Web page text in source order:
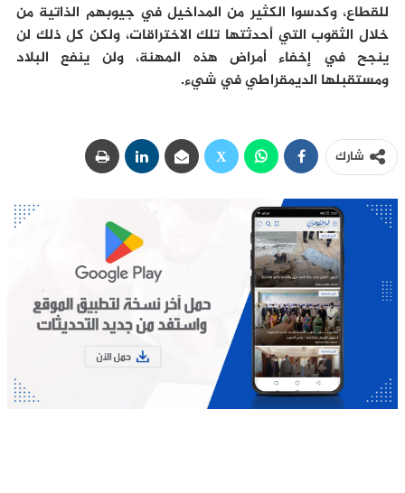
للقطاع، وكدسوا الكثير من المداخيل في جيوبهم الذاتية من
خلال الثقوب التي أحدثتها تلك الاختراقات، ولكن كل ذلك لن
ينجح في إخفاء أمراض هذه المهنة، ولن ينفع البلاد
ومستقبلها الديمقراطي في شيء.
شارك